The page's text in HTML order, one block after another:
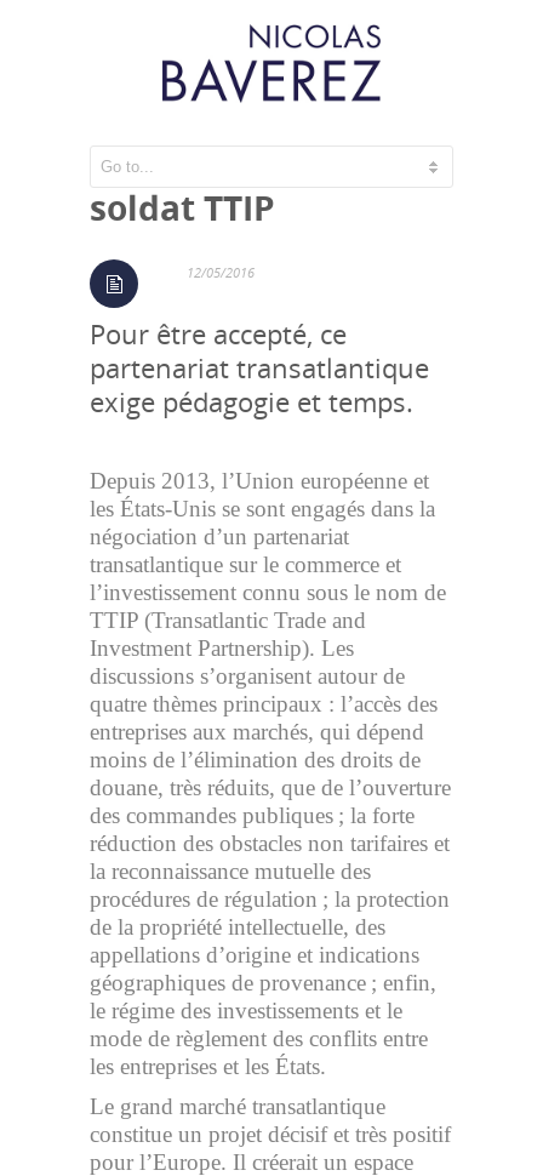
Il faut sauver le
soldat TTIP
12/05/2016
Pour être accepté, ce
partenariat transatlantique
exige pédagogie et temps.
Depuis 2013, l’Union européenne et
les États-Unis se sont engagés dans la
négociation d’un partenariat
transatlantique sur le commerce et
l’investissement connu sous le nom de
TTIP (Transatlantic Trade and
Investment Partnership). Les
discussions s’organisent autour de
quatre thèmes principaux : l’accès des
entreprises aux marchés, qui dépend
moins de l’élimination des droits de
douane, très réduits, que de l’ouverture
des commandes publiques ; la forte
réduction des obstacles non tarifaires et
la reconnaissance mutuelle des
procédures de régulation ; la protection
de la propriété intellectuelle, des
appellations d’origine et indications
géographiques de provenance ; enfin,
le régime des investissements et le
mode de règlement des conflits entre
les entreprises et les États.
Le grand marché transatlantique
constitue un projet décisif et très positif
pour l’Europe. Il créerait un espace